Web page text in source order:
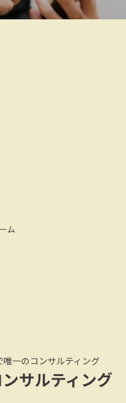
ム
唯一のコンサルティング
サルティング